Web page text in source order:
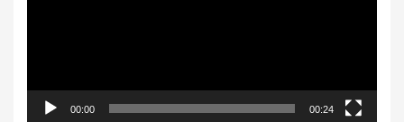
00:00 00:24